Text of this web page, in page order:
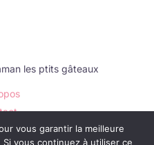
les ptits gâteaux
site
vous garantir la meilleure
vous continuez à utiliser ce